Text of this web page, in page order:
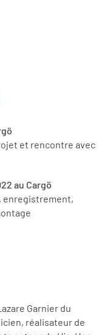
et rencontre avec
au Cargö
enregistrement,
Garnier du
réalisateur de